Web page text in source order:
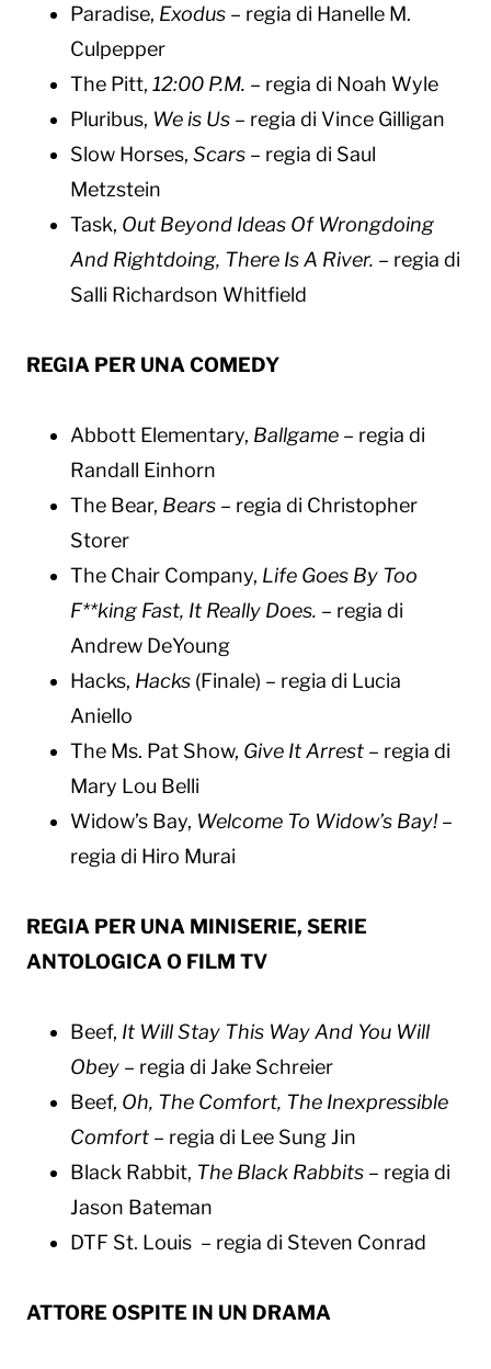
Paradise, Exodus – regia di Hanelle M.
Culpepper
The Pitt, 12:00 P.M. – regia di Noah Wyle
Pluribus, We is Us – regia di Vince Gilligan
Slow Horses, Scars – regia di Saul
Metzstein
Task, Out Beyond Ideas Of Wrongdoing
And Rightdoing, There Is A River. – regia di
Salli Richardson Whitfield
REGIA PER UNA COMEDY
Abbott Elementary, Ballgame – regia di
Randall Einhorn
The Bear, Bears – regia di Christopher
Storer
The Chair Company, Life Goes By Too
F**king Fast, It Really Does. – regia di
Andrew DeYoung
Hacks, Hacks (Finale) – regia di Lucia
Aniello
The Ms. Pat Show, Give It Arrest – regia di
Mary Lou Belli
Widow’s Bay, Welcome To Widow’s Bay!–
regia di Hiro Murai
REGIA PER UNA MINISERIE, SERIE
ANTOLOGICA O FILM TV
Beef, It Will Stay This Way And You Will
Obey – regia di Jake Schreier
Beef, Oh, The Comfort, The Inexpressible
Comfort – regia di Lee Sung Jin
Black Rabbit, The Black Rabbits – regia di
Jason Bateman
DTF St. Louis – regia di Steven Conrad
ATTORE OSPITE IN UN DRAMA